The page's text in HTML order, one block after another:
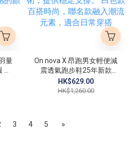
量
很
On nova X 昂跑男女輕便減
震透氣跑步鞋25年新款
2025年新款，主打輕量化
設計，鞋底採用緩震回彈技
HK$629.00
HK$1,260.00
3 4 5 »